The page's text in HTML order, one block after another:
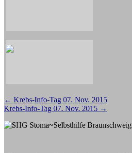
Beitragsnavigation
← Krebs-Info-Tag 07. Nov. 2015
Krebs-Info-Tag 07. Nov. 2015 →